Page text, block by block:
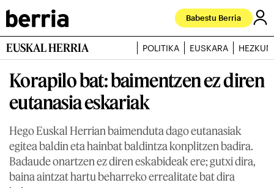
Babestu Berria
EUSKAL HERRIA POLITIKA EUSKARA
Korapilo bat: baimentzen ez diren
eutanasia eskariak
Hego Euskal Herrian baimenduta dago eutanasiak
egitea baldin eta hainbat baldintza konplitzen badira.
Badaude onartzen ez diren eskabideak ere; gutxi dira,
baina aintzat hartu beharreko errealitate bat dira